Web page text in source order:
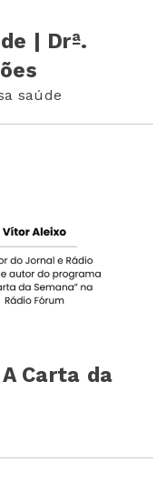
saúde
Carta da